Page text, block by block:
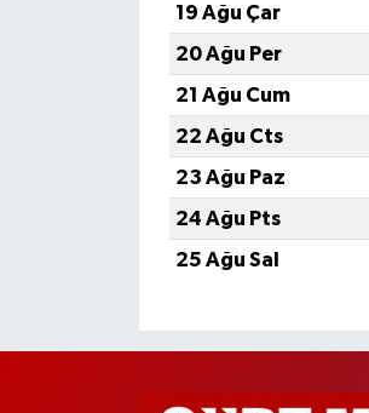
19 Ağu Çar
20 Ağu Per
21 Ağu Cum
22 Ağu Cts
23 Ağu Paz
24 Ağu Pts
25 Ağu Sal